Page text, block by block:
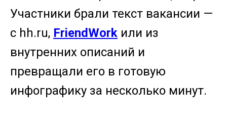
Участники брали текст вакансии —
с hh.ru, FriendWork или из
внутренних описаний и
превращали его в готовую
инфографику за несколько минут.